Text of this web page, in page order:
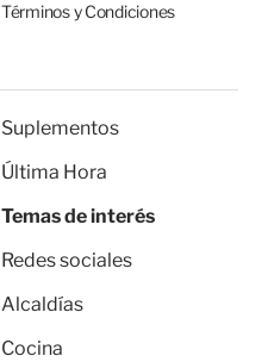
Términos y Condiciones
Suplementos
Última Hora
Temas de interés
Redes sociales
Alcaldías
Cocina